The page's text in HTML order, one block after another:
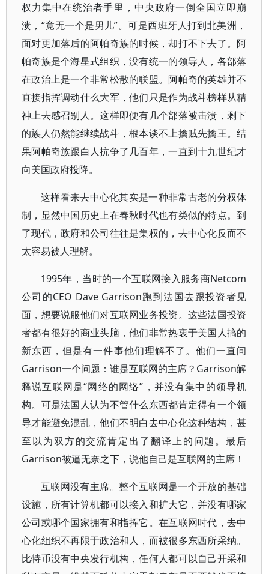
权力集中在统治者手里，中央政府一倒全国立即崩
溃，“竟无一个是男儿”。可是西班牙人打到北美洲，
面对更加落后的阿帕奇族的时候，却打不下去了。阿
帕奇族是个海星式组织，没有统一的领导人，各部落
在政治上是一个非常松散的联盟。阿帕奇的英雄并不
直接指挥调动什么大军，他们只是作为战斗榜样从精
神上去感召别人。这样即便有几个部落被击溃，剩下
的族人仍然能继续战斗，根本谈不上擒贼先擒王。结
果阿帕奇族跟白人抗争了几百年，一直到十九世纪才
向美国政府投降。
这样看来去中心化其实是一种非常古老的分权体
制，显然中国历史上在春秋时代也有类似的特点。到
了现代，政府和公司往往是集权的，去中心化反而不
太容易被人理解。
1995年，当时的一个互联网接入服务商Netcom
公司的CEO Dave Garrison跑到法国去跟投资者见
面，想要说服他们对互联网业务投资。这些法国投资
者都有很好的商业头脑，他们非常热衷于美国人搞的
新东西，但是有一件事他们理解不了。他们一直问
Garrison一个问题：谁是互联网的主席？Garrison解
释说互联网是“网络的网络”，并没有集中的领导机
构。可是法国人认为不管什么东西都肯定得有一个领
导才能避免混乱，他们不明白去中心化这种结构，甚
至以为双方的交流肯定出了翻译上的问题。最后
Garrison被逼无奈之下，说他自己是互联网的主席！
互联网没有主席。整个互联网是一个开放的基础
设施，所有计算机都可以接入和扩大它，并没有哪家
公司或哪个国家拥有和指挥它。在互联网时代，去中
心化组织不再限于政治和人，而被很多东西所采纳。
比特币没有中央发行机构，任何人都可以自己开采和